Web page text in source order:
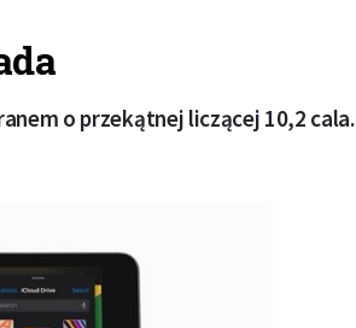
o przekątnej liczącej 10,2 cala.